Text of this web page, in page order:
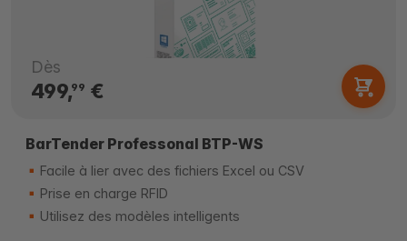
Dès
499,99 €
BarTender Professonal BTP-WS
Facile à lier avec des fichiers Excel ou CSV
Prise en charge RFID
Utilisez des modèles intelligents